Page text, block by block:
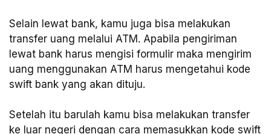
Selain lewat bank, kamu juga bisa melakukan
transfer uang melalui ATM. Apabila pengiriman
lewat bank harus mengisi formulir maka mengirim
uang menggunakan ATM harus mengetahui kode
swift bank yang akan dituju.
Setelah itu barulah kamu bisa melakukan transfer
ke luar negeri dengan cara memasukkan kode swift